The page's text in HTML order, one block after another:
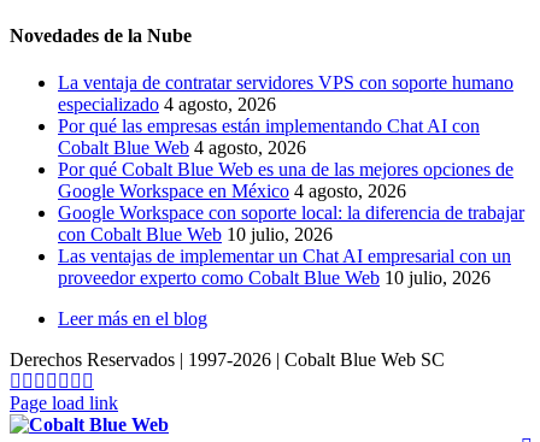
Novedades de la Nube
La ventaja de contratar servidores VPS con soporte humano
especializado 4 agosto, 2026
Por qué las empresas están implementando Chat AI con
Cobalt Blue Web 4 agosto, 2026
Por qué Cobalt Blue Web es una de las mejores opciones de
Google Workspace en México 4 agosto, 2026
Google Workspace con soporte local: la diferencia de trabajar
con Cobalt Blue Web 10 julio, 2026
Las ventajas de implementar un Chat AI empresarial con un
proveedor experto como Cobalt Blue Web 10 julio, 2026
Leer más en el blog
Derechos Reservados | 1997-2026 | Cobalt Blue Web SC
Soporte
WhatsApp
Facebook
Instagram
YouTube
TrustPilot
My
Business
Page load link